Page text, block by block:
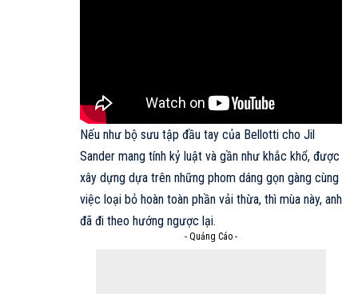
Nếu như bộ sưu tập đầu tay của Bellotti cho Jil
Sander mang tính kỷ luật và gần như khắc khổ, được
xây dựng dựa trên những phom dáng gọn gàng cùng
việc loại bỏ hoàn toàn phần vải thừa, thì mùa này, anh
đã đi theo hướng ngược lại.
- Quảng Cáo -